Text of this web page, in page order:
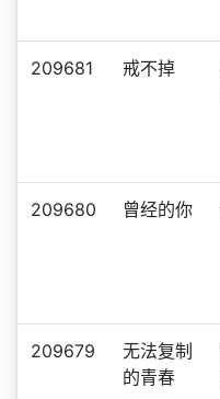
209681 戒不掉
209680 曾经的你
209679
无法复制
的青春